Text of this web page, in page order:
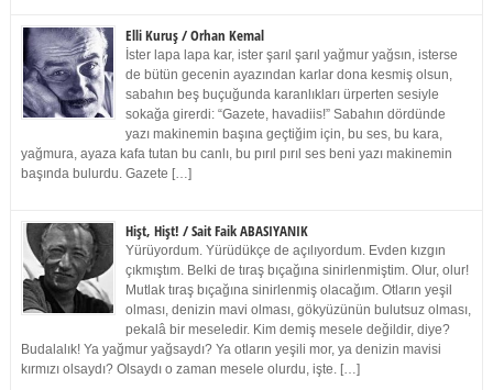
Elli Kuruş / Orhan Kemal
İster lapa lapa kar, ister şarıl şarıl yağmur yağsın, isterse
de bütün gecenin ayazından karlar dona kesmiş olsun,
sabahın beş buçuğunda karanlıkları ürperten sesiyle
sokağa girerdi: “Gazete, havadiis!” Sabahın dördünde
yazı makinemin başına geçtiğim için, bu ses, bu kara,
yağmura, ayaza kafa tutan bu canlı, bu pırıl pırıl ses beni yazı makinemin
başında bulurdu. Gazete […]
Hişt, Hişt! / Sait Faik ABASIYANIK
Yürüyordum. Yürüdükçe de açılıyordum. Evden kızgın
çıkmıştım. Belki de tıraş bıçağına sinirlenmiştim. Olur, olur!
Mutlak tıraş bıçağına sinirlenmiş olacağım. Otların yeşil
olması, denizin mavi olması, gökyüzünün bulutsuz olması,
pekalâ bir meseledir. Kim demiş mesele değildir, diye?
Budalalık! Ya yağmur yağsaydı? Ya otların yeşili mor, ya denizin mavisi
kırmızı olsaydı? Olsaydı o zaman mesele olurdu, işte. […]